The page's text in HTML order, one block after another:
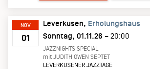
NOV
01
Leverkusen
Erholungshaus
Sonntag, 01.11.26 – 20:00
JAZZNIGHTS SPECIAL
mit JUDITH OWEN SEPTET
LEVERKUSENER JAZZTAGE